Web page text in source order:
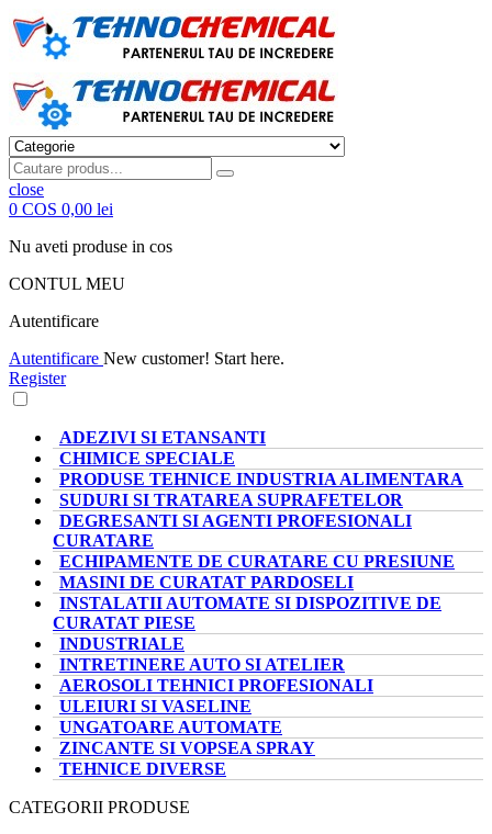
close
0 COS 0,00 lei
Nu aveti produse in cos
CONTUL MEU
Autentificare
Autentificare New customer! Start here.
Register
ADEZIVI SI ETANSANTI
CHIMICE SPECIALE
PRODUSE TEHNICE INDUSTRIA ALIMENTARA
SUDURI SI TRATAREA SUPRAFETELOR
DEGRESANTI SI AGENTI PROFESIONALI
CURATARE
ECHIPAMENTE DE CURATARE CU PRESIUNE
MASINI DE CURATAT PARDOSELI
INSTALATII AUTOMATE SI DISPOZITIVE DE
CURATAT PIESE
INDUSTRIALE
INTRETINERE AUTO SI ATELIER
AEROSOLI TEHNICI PROFESIONALI
ULEIURI SI VASELINE
UNGATOARE AUTOMATE
ZINCANTE SI VOPSEA SPRAY
TEHNICE DIVERSE
CATEGORII PRODUSE